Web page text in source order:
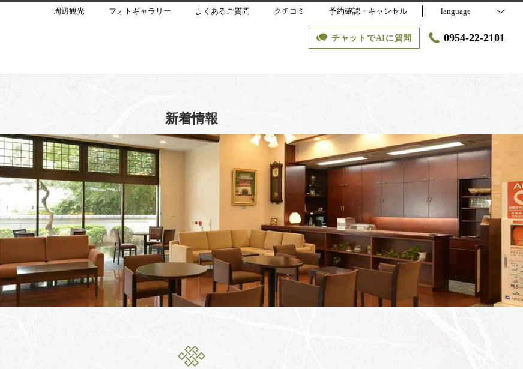
周辺観光 フォトギャラリー よくあるご質問 クチコミ 予約確認・キャンセル language
チャットでAIに質問 0954-22-2101
新着情報